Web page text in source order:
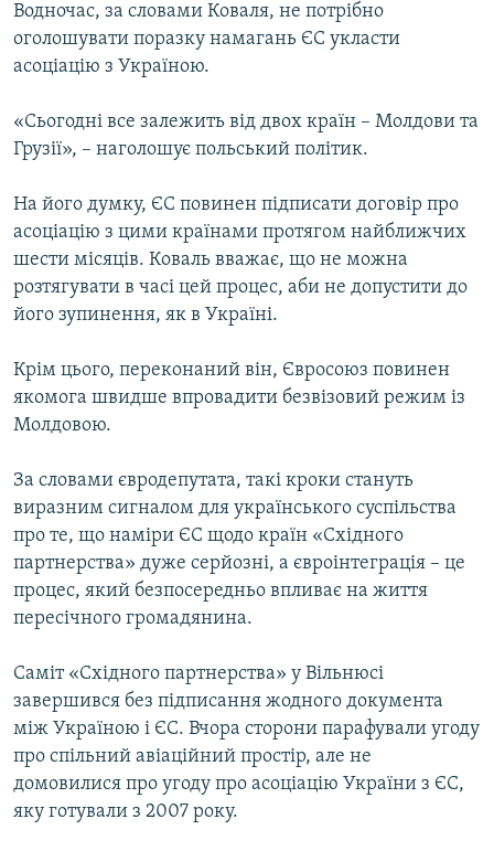
Водночас, за словами Коваля, не потрібно
оголошувати поразку намагань ЄС укласти
асоціацію з Україною.
«Сьогодні все залежить від двох країн – Молдови та
Грузії», – наголошує польський політик.
На його думку, ЄС повинен підписати договір про
асоціацію з цими країнами протягом найближчих
шести місяців. Коваль вважає, що не можна
розтягувати в часі цей процес, аби не допустити до
його зупинення, як в Україні.
Крім цього, переконаний він, Євросоюз повинен
якомога швидше впровадити безвізовий режим із
Молдовою.
За словами євродепутата, такі кроки стануть
виразним сигналом для українського суспільства
про те, що наміри ЄС щодо країн «Східного
партнерства» дуже серйозні, а євроінтеграція – це
процес, який безпосередньо впливає на життя
пересічного громадянина.
Саміт «Східного партнерства» у Вільнюсі
завершився без підписання жодного документа
між Україною і ЄС. Вчора сторони парафували угоду
про спільний авіаційний простір, але не
домовилися про угоду про асоціацію України з ЄС,
яку готували з 2007 року.